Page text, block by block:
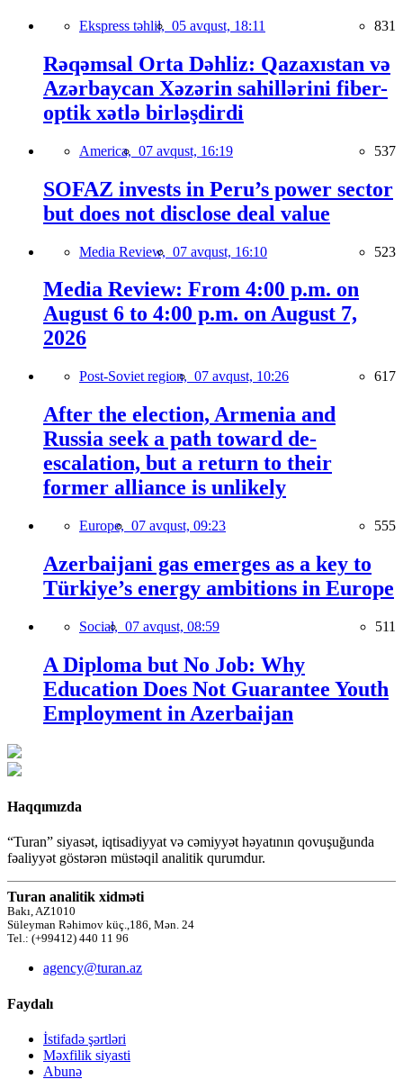
Ekspress təhlil, 05 avqust, 18:11 831
Rəqəmsal Orta Dəhliz: Qazaxıstan və
Azərbaycan Xəzərin sahillərini fiber-
optik xətlə birləşdirdi
America, 07 avqust, 16:19 537
SOFAZ invests in Peru’s power sector
but does not disclose deal value
Media Review, 07 avqust, 16:10 523
Media Review: From 4:00 p.m. on
August 6 to 4:00 p.m. on August 7,
2026
Post-Soviet region, 07 avqust, 10:26 617
After the election, Armenia and
Russia seek a path toward de-
escalation, but a return to their
former alliance is unlikely
Europe, 07 avqust, 09:23 555
Azerbaijani gas emerges as a key to
Türkiye’s energy ambitions in Europe
Social, 07 avqust, 08:59 511
A Diploma but No Job: Why
Education Does Not Guarantee Youth
Employment in Azerbaijan
Haqqımızda
“Turan” siyasət, iqtisadiyyat və cəmiyyət həyatının qovuşuğunda
fəaliyyət göstərən müstəqil analitik qurumdur.
Turan analitik xidməti
Bakı, AZ1010
Süleyman Rəhimov küç.,186, Mən. 24
Tel.: (+99412) 440 11 96
agency@turan.az
Faydalı
İstifadə şərtləri
Məxfilik siyasti
Abunə